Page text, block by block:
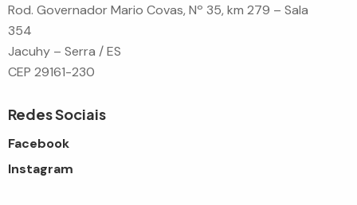
Rod. Governador Mario Covas, Nº 35, km 279 – Sala
354
Jacuhy – Serra / ES
CEP 29161-230
Redes Sociais
Facebook
Instagram